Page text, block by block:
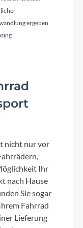
12-
51T
ergeben
nicht nur vor
Ihr
nach Hause
Sie sogar
Fahrrad
Lieferung